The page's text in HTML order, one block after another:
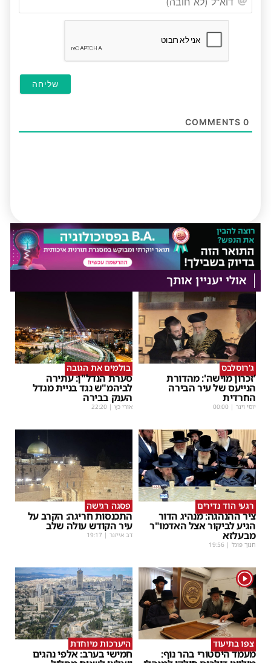
0
אולי יעניין אותך
ג'רוסלבס
'זכרון מוישה': מהדורת
הנייעס של עיר הבירה
החרדית
יוסי וינר |
00:00
בולמים את הגובה
סערת הנדל"ן: עתירה
לביהמ"ש נגד בניית מגדל
הענק בבירה
אורי כץ |
22:20
רגעי הוד נדירים
ציר ההנהגה: מנהיג הדור
הגיע לביקור אצל האדמו"ר
מבעלזא
חנוך פוגל |
19:56
פסגה רגישה
התכנסות חריגה: הקרב על
עיר הקודש עולה שלב
דב אייזנר |
19:17
1
צפו בתיעוד
מעמד היסטורי בהר נוף:
היערכות מיוחדת
חמישי בערב: אלפי נהגים